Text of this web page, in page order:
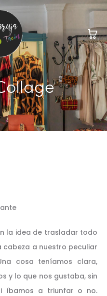
la idea de trasladar todo
a nuestro peculiar
cosa teníamos clara,
y lo que nos gustaba, sin
íbamos a triunfar o no.